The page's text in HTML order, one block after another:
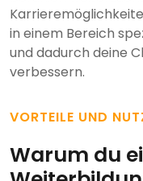
in einem Bereich
und dadurch deine
verbessern.
VORTEILE UND
Warum du